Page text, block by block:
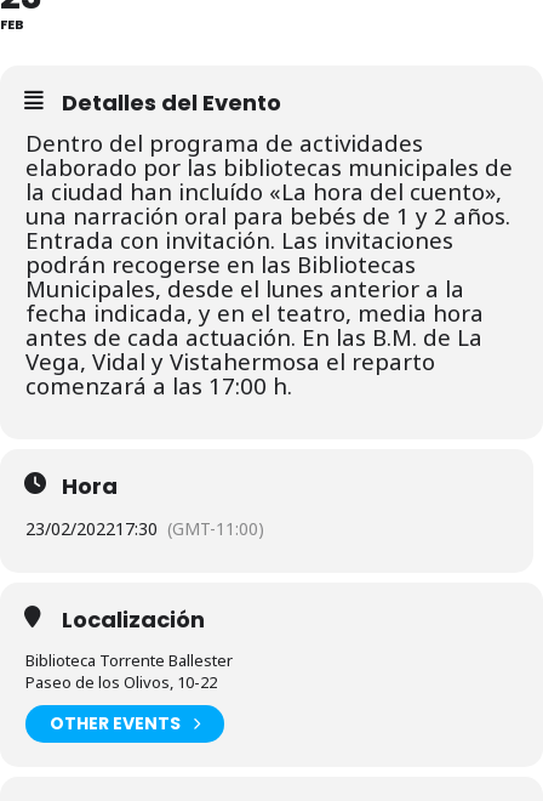
FEB
Detalles del Evento
Dentro del programa de actividades
elaborado por las bibliotecas municipales de
la ciudad han incluído «La hora del cuento»,
una narración oral para bebés de 1 y 2 años.
Entrada con invitación. Las invitaciones
podrán recogerse en las Bibliotecas
Municipales, desde el lunes anterior a la
fecha indicada, y en el teatro, media hora
antes de cada actuación. En las B.M. de La
Vega, Vidal y Vistahermosa el reparto
comenzará a las 17:00 h.
Hora
23/02/202217:30 (GMT-11:00)
Localización
Biblioteca Torrente Ballester
Paseo de los Olivos, 10-22
OTHER EVENTS